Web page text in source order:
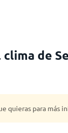
de
quieras para más